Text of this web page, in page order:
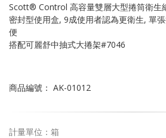
Scott® Control 高容量雙層大型捲筒衛生
密封型使用盒, 9成使用者認為更衛生, 單
便
搭配可麗舒中抽式大捲架#7046
商品編號： AK-01012
計量單位：箱